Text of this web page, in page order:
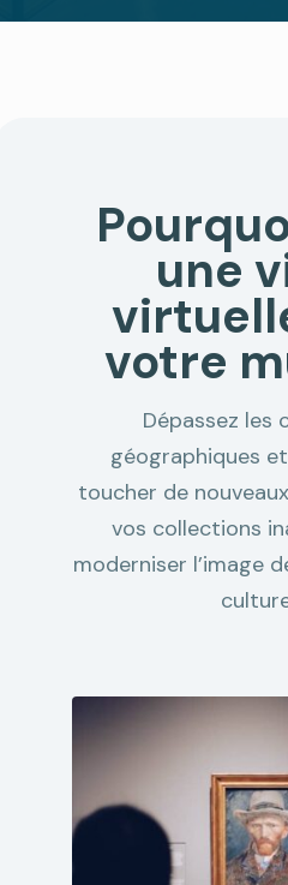
une
votre
Dépassez les
géographiques
toucher de
vos collections
moderniser l’image